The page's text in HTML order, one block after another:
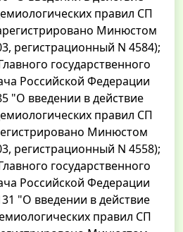
правил СП
Минюстом
регистрационный N 4584);
государственного
Российской Федерации
"О введении в действие
правил СП
Минюстом
регистрационный N 4558);
государственного
Российской Федерации
"О введении в действие
правил СП